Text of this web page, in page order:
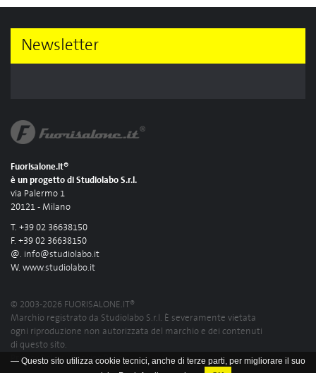
— Questo sito utilizza cookie tecnici, anche di terze parti, per migliorare il suo
Newsletter
Fuorisalone.it®
è un progetto di Studiolabo S.r.l.
via Palermo 1
20121 - Milano
T. +39 02 36638150
F. +39 02 36638150
@. info@studiolabo.it
W. www.studiolabo.it
© 2003-2026 FUORISALONE.IT®
Marchio registrato da Studiolabo S.r.l. È severamente vietata
ogni riproduzione non autorizzata del marchio e dei contenuti
di questo sito.
Privacy Policy -Cookies Policy